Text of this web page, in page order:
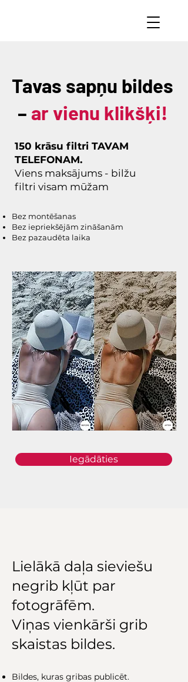
Tavas sapņu bildes
– ar vienu klikšķi!
150 krāsu filtri TAVAM
TELEFONAM.
Viens maksājums - bilžu
filtri visam mūžam
Bez montēšanas
Bez iepriekšējām zināšanām
Bez pazaudēta laika
Iegādāties
Lielākā daļa sieviešu
negrib kļūt par
fotogrāfēm.
Viņas vienkārši grib
skaistas bildes.
Bildes, kuras gribas publicēt.